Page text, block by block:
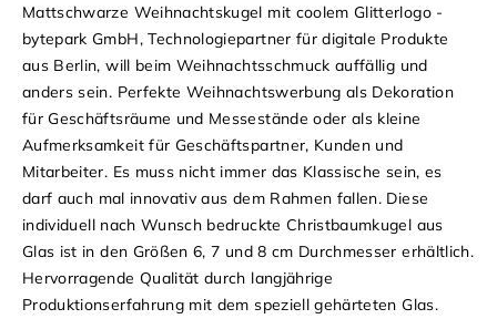
Mattschwarze Weihnachtskugel mit coolem Glitterlogo -
bytepark GmbH, Technologiepartner für digitale Produkte
aus Berlin, will beim Weihnachtsschmuck auffällig und
anders sein. Perfekte Weihnachtswerbung als Dekoration
für Geschäftsräume und Messestände oder als kleine
Aufmerksamkeit für Geschäftspartner, Kunden und
Mitarbeiter. Es muss nicht immer das Klassische sein, es
darf auch mal innovativ aus dem Rahmen fallen. Diese
individuell nach Wunsch bedruckte Christbaumkugel aus
Glas ist in den Größen 6, 7 und 8 cm Durchmesser erhältlich.
Hervorragende Qualität durch langjährige
Produktionserfahrung mit dem speziell gehärteten Glas.